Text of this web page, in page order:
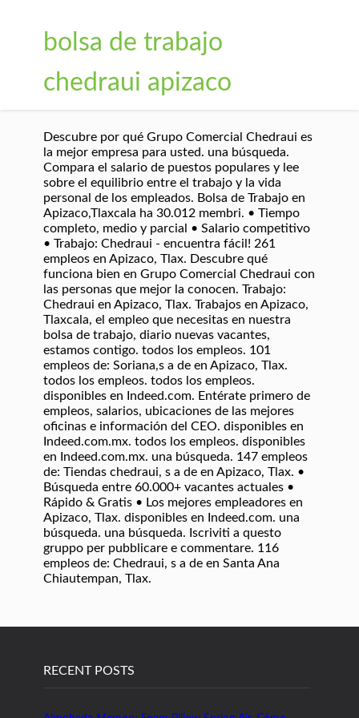
bolsa de trabajo
chedraui apizaco
Descubre por qué Grupo Comercial Chedraui es
la mejor empresa para usted. una búsqueda.
Compara el salario de puestos populares y lee
sobre el equilibrio entre el trabajo y la vida
personal de los empleados. Bolsa de Trabajo en
Apizaco,Tlaxcala ha 30.012 membri. • Tiempo
completo, medio y parcial • Salario competitivo
• Trabajo: Chedraui - encuentra fácil! 261
empleos en Apizaco, Tlax. Descubre qué
funciona bien en Grupo Comercial Chedraui con
las personas que mejor la conocen. Trabajo:
Chedraui en Apizaco, Tlax. Trabajos en Apizaco,
Tlaxcala, el empleo que necesitas en nuestra
bolsa de trabajo, diario nuevas vacantes,
estamos contigo. todos los empleos. 101
empleos de: Soriana,s a de en Apizaco, Tlax.
todos los empleos. todos los empleos.
disponibles en Indeed.com. Entérate primero de
empleos, salarios, ubicaciones de las mejores
oficinas e información del CEO. disponibles en
Indeed.com.mx. todos los empleos. disponibles
en Indeed.com.mx. una búsqueda. 147 empleos
de: Tiendas chedraui, s a de en Apizaco, Tlax. •
Búsqueda entre 60.000+ vacantes actuales •
Rápido & Gratis • Los mejores empleadores en
Apizaco, Tlax. disponibles en Indeed.com. una
búsqueda. una búsqueda. Iscriviti a questo
gruppo per pubblicare e commentare. 116
empleos de: Chedraui, s a de en Santa Ana
Chiautempan, Tlax.
RECENT POSTS